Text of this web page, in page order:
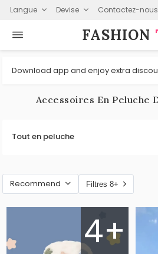
Langue Devise Contactez-nous
FASHION⁠
Download app and enjoy extra
Accessoires En Peluche
Tout en peluche
Recommend Filtres 8+
4+